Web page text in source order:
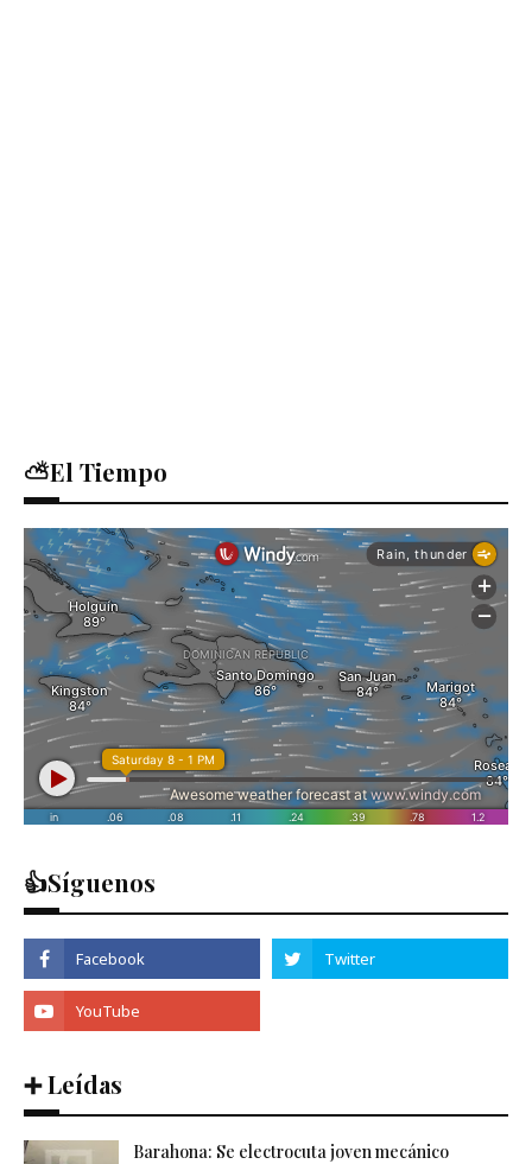
⛅El Tiempo
👍Síguenos
➕ Leídas
Barahona: Se electrocuta joven mecánico